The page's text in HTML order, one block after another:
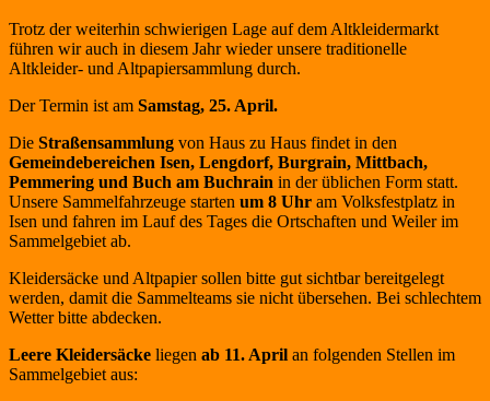
Trotz der weiterhin schwierigen Lage auf dem Altkleidermarkt
führen wir auch in diesem Jahr wieder unsere traditionelle
Altkleider- und Altpapiersammlung durch.
Der Termin ist am Samstag, 25. April.
Die Straßensammlung von Haus zu Haus findet in den
Gemeindebereichen Isen, Lengdorf, Burgrain, Mittbach,
Pemmering und Buch am Buchrain in der üblichen Form statt.
Unsere Sammelfahrzeuge starten um 8 Uhr am Volksfestplatz in
Isen und fahren im Lauf des Tages die Ortschaften und Weiler im
Sammelgebiet ab.
Kleidersäcke und Altpapier sollen bitte gut sichtbar bereitgelegt
werden, damit die Sammelteams sie nicht übersehen. Bei schlechtem
Wetter bitte abdecken.
Leere Kleidersäcke liegen ab 11. April an folgenden Stellen im
Sammelgebiet aus: